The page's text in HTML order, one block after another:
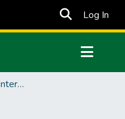
Log In
Facultad de Comercio Internacional, Integración, Administración y Economía Empresarial